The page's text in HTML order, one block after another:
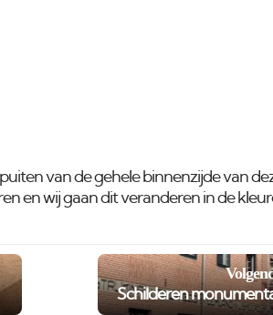
van de gehele binnenzijde van
en wij gaan dit veranderen in de
Schilderen